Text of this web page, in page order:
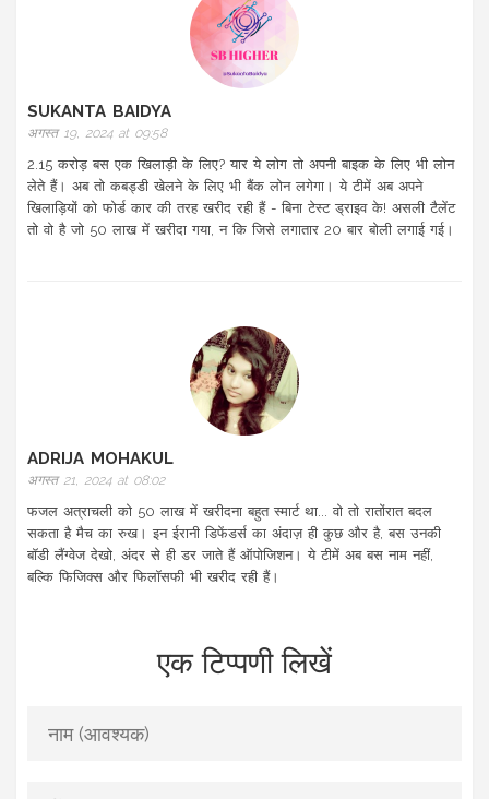
SUKANTA BAIDYA
अगस्त 19, 2024 at 09:58
2.15 करोड़ बस एक खिलाड़ी के लिए? यार ये लोग तो अपनी बाइक के लिए भी लोन
लेते हैं। अब तो कबड्डी खेलने के लिए भी बैंक लोन लगेगा। ये टीमें अब अपने
खिलाड़ियों को फोर्ड कार की तरह खरीद रही हैं - बिना टेस्ट ड्राइव के! असली टैलेंट
तो वो है जो 50 लाख में खरीदा गया, न कि जिसे लगातार 20 बार बोली लगाई गई।
ADRIJA MOHAKUL
अगस्त 21, 2024 at 08:02
फजल अत्राचली को 50 लाख में खरीदना बहुत स्मार्ट था... वो तो रातोंरात बदल
सकता है मैच का रुख। इन ईरानी डिफेंडर्स का अंदाज़ ही कुछ और है, बस उनकी
बॉडी लैंग्वेज देखो, अंदर से ही डर जाते हैं ऑपोजिशन। ये टीमें अब बस नाम नहीं,
बल्कि फिजिक्स और फिलॉसफी भी खरीद रही हैं।
एक टिप्पणी लिखें